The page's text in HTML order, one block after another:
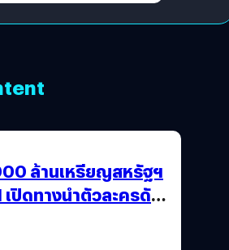
ล้านเหรียญสหรัฐฯ
ปิดทางนำตัวละครดัง